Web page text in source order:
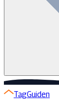
Normalt
TagGuiden